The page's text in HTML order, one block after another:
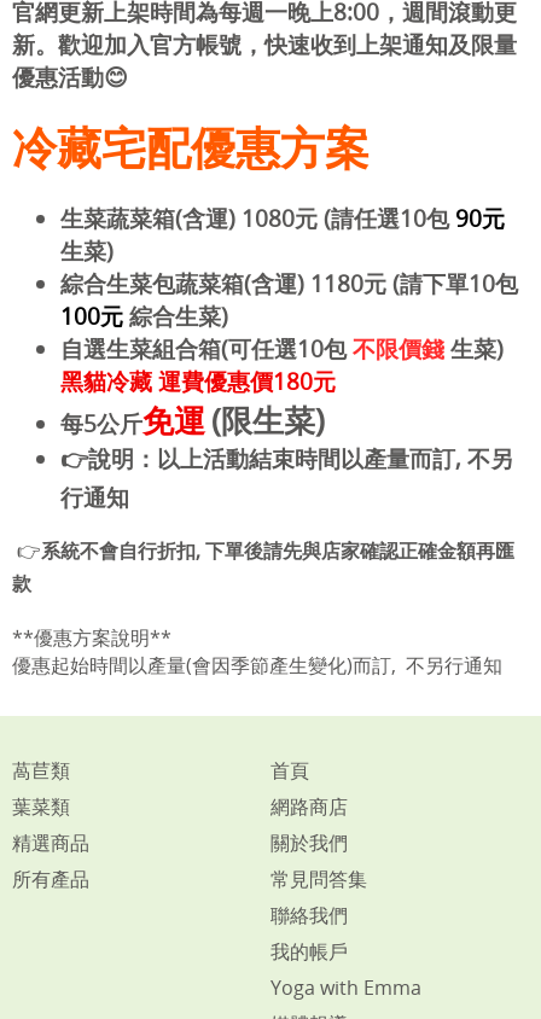
官網更新上架時間為每週一晚上8:00，週間滾動更
新。歡迎加入官方帳號，快速收到上架通知及限量
優惠活動😊
冷藏宅配優惠方案
生菜蔬菜箱(含運) 1080元 (請任選10包 90元
生菜)
綜合生菜包蔬菜箱(含運) 1180元 (請下單10包
100元 綜合生菜)
自選生菜組合箱(可任選10包 不限價錢 生菜)
黑貓冷藏 運費優惠價180元
每5公斤免運(限生菜)
👉說明：以上活動結束時間以產量而訂, 不另
行通知
👉系統不會自行折扣, 下單後請先與店家確認正確金額再匯
款
**優惠方案說明**
優惠起始時間以產量(會因季節產生變化)而訂, 不另行通知
萵苣類
葉菜類
精選商品
所有產品
首頁
網路商店
關於我們
常見問答集
聯絡我們
我的帳戶
Yoga with Emma